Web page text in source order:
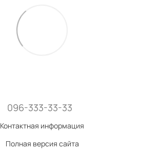
096-333-33-33
Контактная информация
Полная версия сайта